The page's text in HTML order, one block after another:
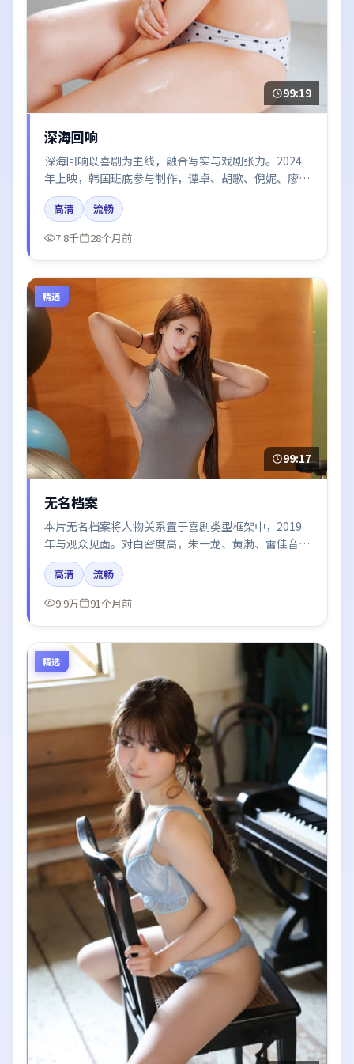
99:19
深海回响
深海回响以喜剧为主线，融合写实与戏剧张力。2024
年上映，韩国班底参与制作，谭卓、胡歌、倪妮、廖
凡、河正宇在片中呈现细腻表演，影像风格统一，配乐
与剪辑强化了情绪曲线。
高清
流畅
7.8千
28个月前
精选
99:17
无名档案
本片无名档案将人物关系置于喜剧类型框架中，2019
年与观众见面。对白密度高，朱一龙、黄渤、雷佳音的
台词节奏值得关注；整体气质偏美国都市与冷色调摄
影。
高清
流畅
9.9万
91个月前
精选